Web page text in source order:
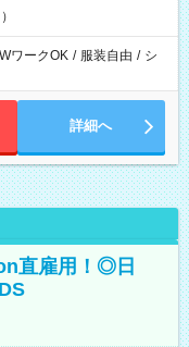
ワークOK / 服装自由 / シ
詳細へ
直雇用！◎日